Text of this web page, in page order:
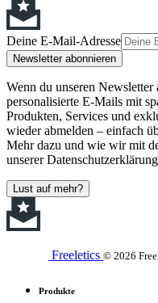
Deine E-Mail-Adresse
Newsletter abonnieren
Wenn du unseren
personalisierte E-Mails mit
Produkten, Services und
wieder abmelden – einfach
Mehr dazu und wie wir mit
unserer
Lust auf mehr?
Freeletics © 2026
Produkte